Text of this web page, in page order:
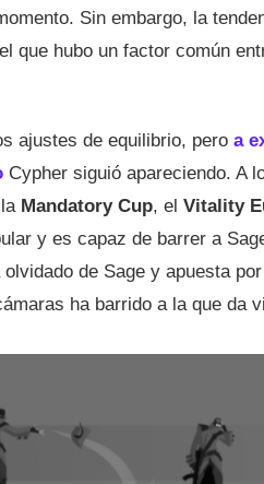
Sin embargo, la
que hubo un factor común
ajustes de equilibrio, pero a
Cypher siguió apareciendo. A
Mandatory Cup, el Vitality
y es capaz de barrer a
olvidado de Sage y apuesta
ha barrido a la que da